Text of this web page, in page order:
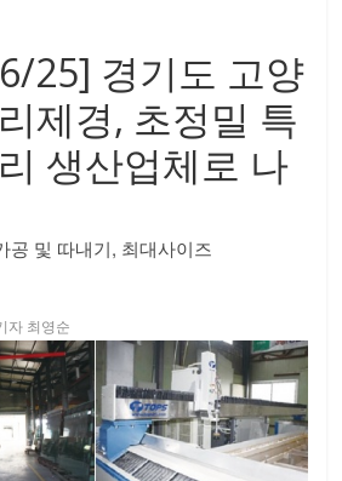
25] 경기도 고양
제경, 초정밀 특
생산업체로 나
공 및 따내기, 최대사이즈
자 최영순